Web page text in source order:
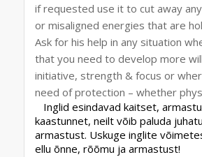
if requested use it to cut away
or misaligned energies that are
Ask for his help in any situation
that you need to develop more
initiative, strength & focus or
need of protection – whether
Inglid esindavad kaitset,
kaastunnet, neilt võib paluda
armastust. Uskuge inglite
ellu õnne, rõõmu ja armastust!